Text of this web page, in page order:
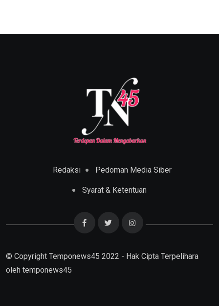
Redaksi Pedoman Media Siber
Syarat & Ketentuan
© Copyright Temponews45 2022 - Hak Cipta Terpelihara
oleh temponews45